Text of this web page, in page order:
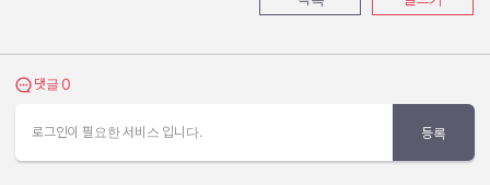
댓글 보기
댓글 0
로그인이 필요한 서비스 입니다. 등록